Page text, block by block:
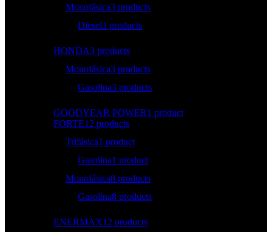
Monofásica3 products
Diesel3 products
HONDA3 products
Monofásica3 products
Gasolina3 products
GOODYEAR POWER1 product
FORTE12 products
Trifásica1 product
Gasolina1 product
Monofásica8 products
Gasolina8 products
ENERMAX12 products